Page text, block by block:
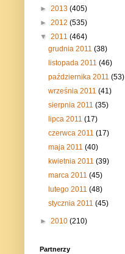
► 2013 (405)
► 2012 (535)
▼ 2011 (464)
grudnia 2011(38)
listopada 2011(46)
października 2011(53)
września 2011(41)
sierpnia 2011(35)
lipca 2011(17)
czerwca 2011(17)
maja 2011(40)
kwietnia 2011(39)
marca 2011(45)
lutego 2011(48)
stycznia 2011(45)
► 2010 (210)
Partnerzy